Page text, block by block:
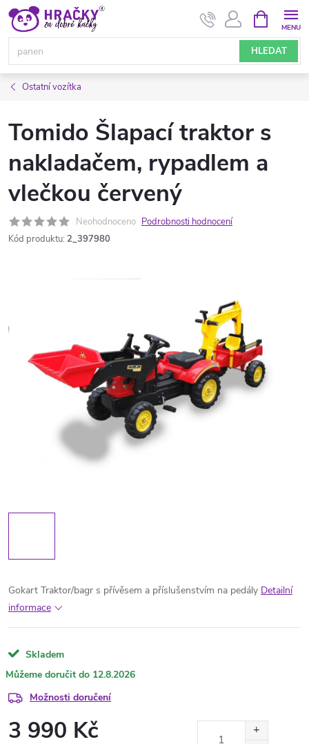
Přejít
obsah
HLEDAT
NÁKUPNÍ
KOŠÍK
Ostatní vozítka
Tomido Šlapací traktor s
nakladačem, rypadlem a
vlečkou červený
Neohodnoceno Podrobnosti hodnocení
Kód produktu: 2_397980
Gokart Traktor/bagr s přívěsem a příslušenstvím na pedály Detailní
informace
Skladem
12.8.2026
Možnosti doručení
3 990 Kč